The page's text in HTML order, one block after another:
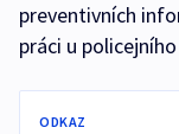
preventivních
práci u
ODKAZ